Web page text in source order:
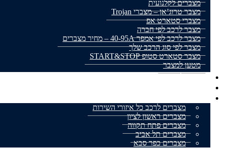
מצברים לקלנועית
מצבר טרוג’אן – מצברי Trojan
מצברי סטארט אפ
מצבר לרכב לפי חברה
מצבר לרכב לפי אמפר 40-95A – מחיר מצברים
מצבר לפי סוג הרכב שלך
מצבר סטארט סטופ START&STOP
מטען למצבר
מצברים לרכב כל איזורי השירות
מצברים ראשון לציון
מצברים פתח תקווה
מצברים תל אביב
מצברים כפר סבא